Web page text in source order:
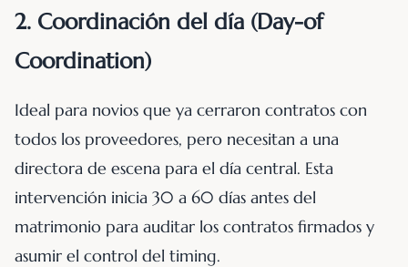
2. Coordinación del día (Day-of
Coordination)
Ideal para novios que ya cerraron contratos con
todos los proveedores, pero necesitan a una
directora de escena para el día central. Esta
intervención inicia 30 a 60 días antes del
matrimonio para auditar los contratos firmados y
asumir el control del timing.